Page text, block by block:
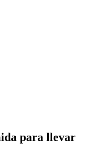
para llevar